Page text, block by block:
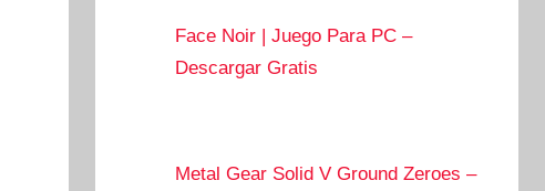
Face Noir | Juego Para PC –
Descargar Gratis
Metal Gear Solid V Ground Zeroes –